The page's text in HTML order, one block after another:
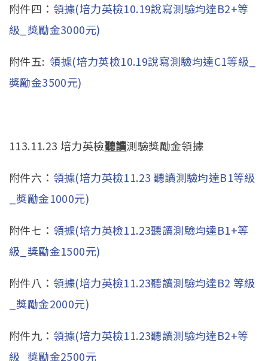
附件四： 領據(培力英檢10.19說寫測驗均達B2+等
級_獎勵金3000元)
附件五:領據(培力英檢10.19說寫測驗均達C1等級_
獎勵金3500元)
113.11.23 培力英檢聽讀測驗獎勵金領據
附件六： 領據(培力英檢11.23 聽讀測驗均達B1等級
_獎勵金1000元)
附件七： 領據(培力英檢11.23聽讀測驗均達B1+等
級_獎勵金1500元)
附件八： 領據(培力英檢11.23聽讀測驗均達B2 等級
_獎勵金2000元)
附件九： 領據(培力英檢11.23聽讀測驗均達B2+等
級_獎勵金2500元